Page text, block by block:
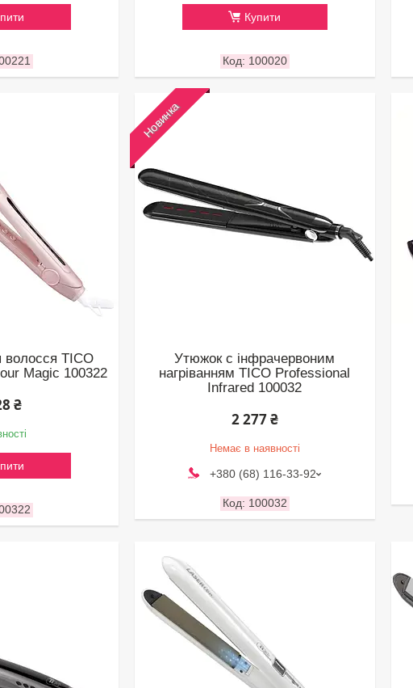
Купити
100020
TICO
Magic 100322
₴
Новинка
Утюжок с інфрачервоним
нагріванням TICO Professional
Infrared 100032
2 277 ₴
Немає в наявності
+380 (68) 116-33-92
100032